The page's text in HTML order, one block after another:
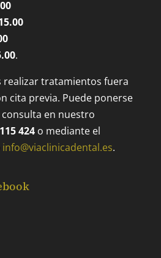
.
realizar tratamientos fuera
cita previa. Puede ponerse
en nuestro
424o mediante el
info@viaclinicadental.es.